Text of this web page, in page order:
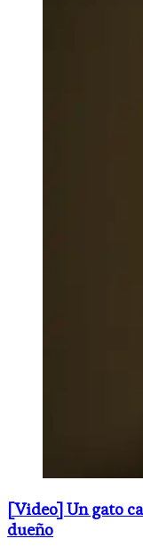
[Video] Un gato
dueño